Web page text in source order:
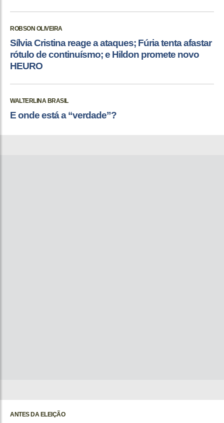
ROBSON OLIVEIRA
Sílvia Cristina reage a ataques; Fúria tenta afastar
rótulo de continuísmo; e Hildon promete novo
HEURO
WALTERLINA BRASIL
E onde está a “verdade”?
ANTES DA ELEIÇÃO